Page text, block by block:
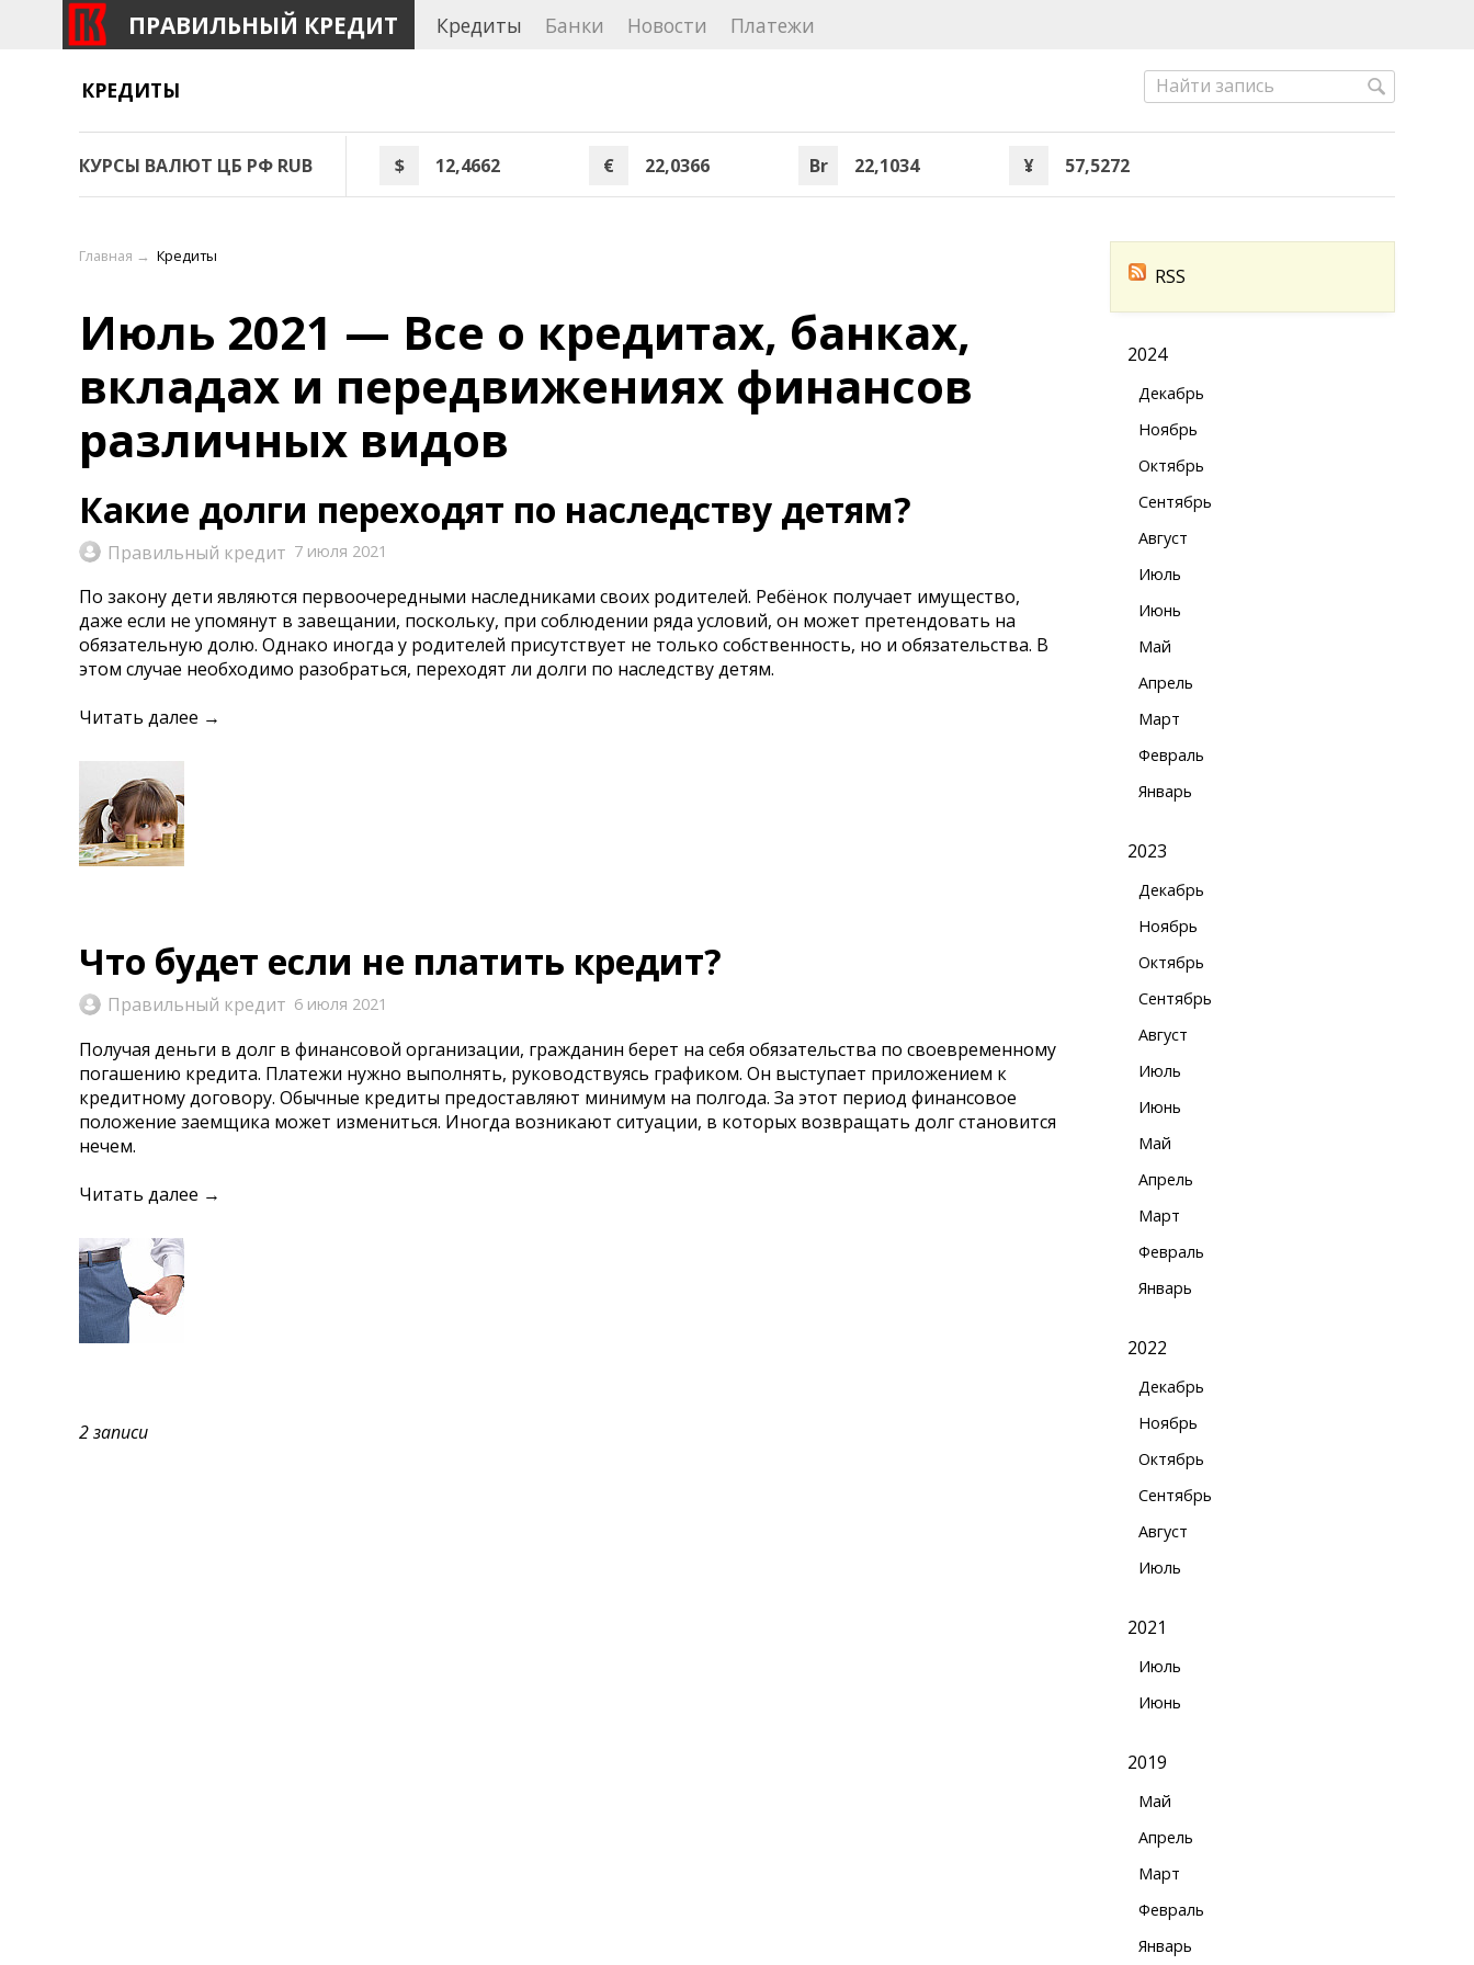
ПРАВИЛЬНЫЙ КРЕДИТ Кредиты Банки Новости Платежи
КРЕДИТЫ
КУРСЫ ВАЛЮТ ЦБ РФ RUB $ 12,4662 € 22,0366 Br 22,1034 ¥ 57,5272
RSS
2024
Декабрь
Ноябрь
Октябрь
Сентябрь
Август
Июль
Июнь
Май
Апрель
Март
Февраль
Январь
2023
Декабрь
Ноябрь
Октябрь
Сентябрь
Август
Июль
Июнь
Май
Апрель
Март
Февраль
Январь
2022
Декабрь
Ноябрь
Октябрь
Сентябрь
Август
Июль
2021
Июль
Июнь
2019
Май
Апрель
Март
Февраль
Январь
Главная → Кредиты
Июль 2021 — Все о кредитах, банках,
вкладах и передвижениях финансов
различных видов
Какие долги переходят по наследству детям?
Правильный кредит 7 июля 2021
По закону дети являются первоочередными наследниками своих родителей. Ребёнок получает имущество,
даже если не упомянут в завещании, поскольку, при соблюдении ряда условий, он может претендовать на
обязательную долю. Однако иногда у родителей присутствует не только собственность, но и обязательства. В
этом случае необходимо разобраться, переходят ли долги по наследству детям.
Читать далее →
Что будет если не платить кредит?
Правильный кредит 6 июля 2021
Получая деньги в долг в финансовой организации, гражданин берет на себя обязательства по своевременному
погашению кредита. Платежи нужно выполнять, руководствуясь графиком. Он выступает приложением к
кредитному договору. Обычные кредиты предоставляют минимум на полгода. За этот период финансовое
положение заемщика может измениться. Иногда возникают ситуации, в которых возвращать долг становится
нечем.
Читать далее →
2 записи